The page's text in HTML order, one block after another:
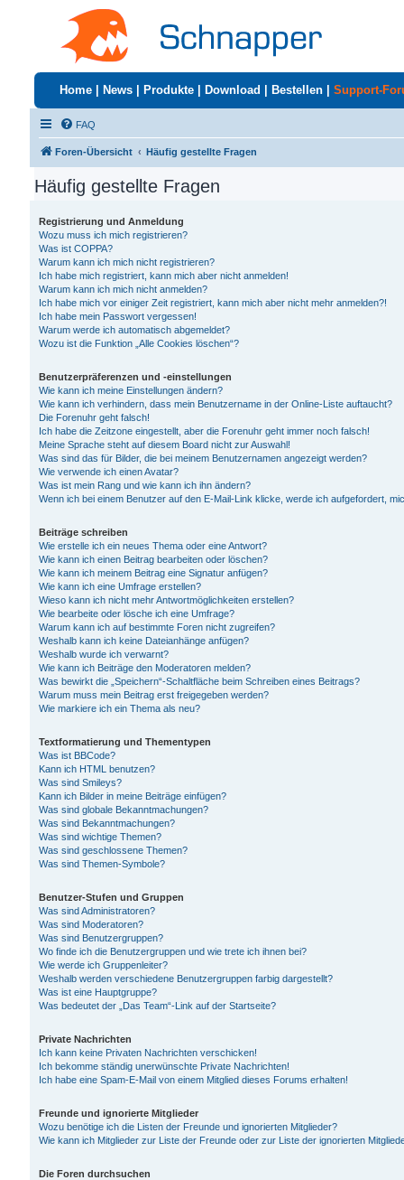
Home News Produkte Download Bestellen Support-
FAQ
Foren-Übersicht Häufig gestellte Fragen
Häufig gestellte Fragen
Registrierung und Anmeldung
Wozu muss ich mich registrieren?
Was ist COPPA?
Warum kann ich mich nicht registrieren?
Ich habe mich registriert, kann mich aber nicht anmelden!
Warum kann ich mich nicht anmelden?
Ich habe mich vor einiger Zeit registriert, kann mich aber nicht mehr anmelden?!
Ich habe mein Passwort vergessen!
Warum werde ich automatisch abgemeldet?
Wozu ist die Funktion „Alle Cookies löschen“?
Benutzerpräferenzen und -einstellungen
Wie kann ich meine Einstellungen ändern?
Wie kann ich verhindern, dass mein Benutzername in der Online-Liste auftaucht?
Die Forenuhr geht falsch!
Ich habe die Zeitzone eingestellt, aber die Forenuhr geht immer noch falsch!
Meine Sprache steht auf diesem Board nicht zur Auswahl!
Was sind das für Bilder, die bei meinem Benutzernamen angezeigt werden?
Wie verwende ich einen Avatar?
Was ist mein Rang und wie kann ich ihn ändern?
Wenn ich bei einem Benutzer auf den E-Mail-Link klicke, werde ich aufgefordert,
Beiträge schreiben
Wie erstelle ich ein neues Thema oder eine Antwort?
Wie kann ich einen Beitrag bearbeiten oder löschen?
Wie kann ich meinem Beitrag eine Signatur anfügen?
Wie kann ich eine Umfrage erstellen?
Wieso kann ich nicht mehr Antwortmöglichkeiten erstellen?
Wie bearbeite oder lösche ich eine Umfrage?
Warum kann ich auf bestimmte Foren nicht zugreifen?
Weshalb kann ich keine Dateianhänge anfügen?
Weshalb wurde ich verwarnt?
Wie kann ich Beiträge den Moderatoren melden?
Was bewirkt die „Speichern“-Schaltfläche beim Schreiben eines Beitrags?
Warum muss mein Beitrag erst freigegeben werden?
Wie markiere ich ein Thema als neu?
Textformatierung und Thementypen
Was ist BBCode?
Kann ich HTML benutzen?
Was sind Smileys?
Kann ich Bilder in meine Beiträge einfügen?
Was sind globale Bekanntmachungen?
Was sind Bekanntmachungen?
Was sind wichtige Themen?
Was sind geschlossene Themen?
Was sind Themen-Symbole?
Benutzer-Stufen und Gruppen
Was sind Administratoren?
Was sind Moderatoren?
Was sind Benutzergruppen?
Wo finde ich die Benutzergruppen und wie trete ich ihnen bei?
Wie werde ich Gruppenleiter?
Weshalb werden verschiedene Benutzergruppen farbig dargestellt?
Was ist eine Hauptgruppe?
Was bedeutet der „Das Team“-Link auf der Startseite?
Private Nachrichten
Ich kann keine Privaten Nachrichten verschicken!
Ich bekomme ständig unerwünschte Private Nachrichten!
Ich habe eine Spam-E-Mail von einem Mitglied dieses Forums erhalten!
Freunde und ignorierte Mitglieder
Wozu benötige ich die Listen der Freunde und ignorierten Mitglieder?
Wie kann ich Mitglieder zur Liste der Freunde oder zur Liste der ignorierten
Die Foren durchsuchen